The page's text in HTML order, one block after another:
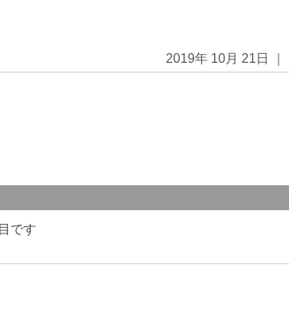
2019年 10月 21日 ｜
です